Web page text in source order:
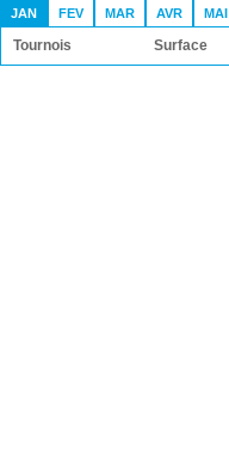
JAN FEV MAR AVR MAI
Tournois Surface